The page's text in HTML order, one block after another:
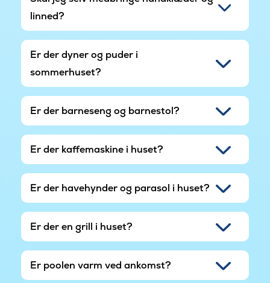
linned?
Er der dyner og puder i
sommerhuset?
Er der barneseng og barnestol?
Er der kaffemaskine i huset?
Er der havehynder og parasol i huset?
Er der en grill i huset?
Er poolen varm ved ankomst?